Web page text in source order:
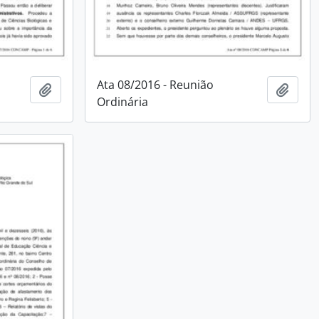
Adicionar a área de transferência
Ata 08/2016 - Reunião
Ordinária